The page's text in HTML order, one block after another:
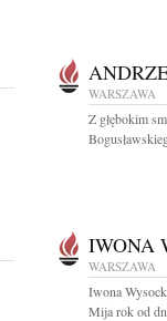
WARSZAWA
Z głębokim
IWONA
WARSZAWA
Iwona
Mija rok od